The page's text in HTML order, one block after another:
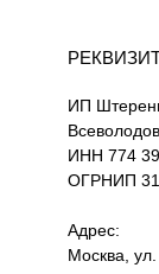
ИП
ИНН 774
ОГРНИП
Адрес:
Москва,